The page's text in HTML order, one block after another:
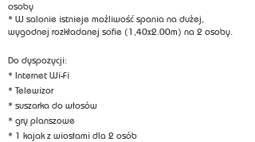
osoby
* W salonie istnieje możliwość spania na dużej,
wygodnej rozkładanej sofie (1,40x2.00m) na 2 osoby.
Do dyspozycji:
* Internet Wi-Fi
* Telewizor
* suszarka do włosów
* gry planszowe
* 1 kajak z wiosłami dla 2 osób